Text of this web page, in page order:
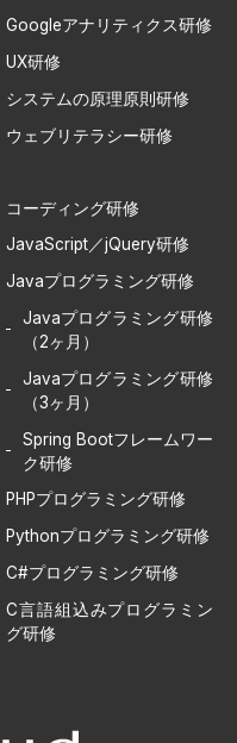
Googleアナリティクス研修
UX研修
システムの原理原則研修
ウェブリテラシー研修
コーディング研修
JavaScript／jQuery研修
Javaプログラミング研修
Javaプログラミング研修
（2ヶ月）
Javaプログラミング研修
（3ヶ月）
Spring Bootフレームワー
ク研修
PHPプログラミング研修
Pythonプログラミング研修
C#プログラミング研修
C言語組込みプログラミン
グ研修